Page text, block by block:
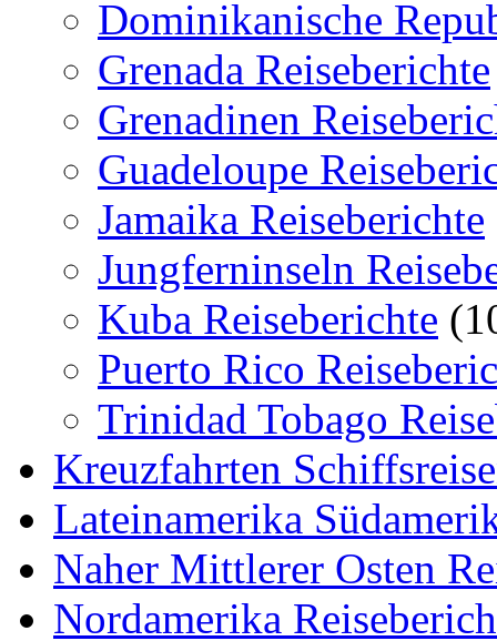
Dominikanische
Grenada Reiseberichte
Grenadinen
Guadeloupe
Jamaika Reiseberichte
Jungferninseln
Kuba Reiseberichte
Puerto Rico
Trinidad Tobago
Kreuzfahrten
Lateinamerika
Naher Mittlerer Osten
Nordamerika